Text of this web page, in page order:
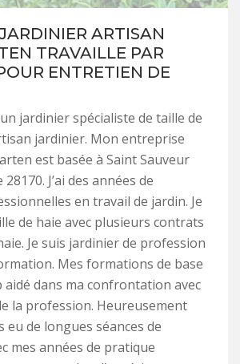
ARTISAN
TRAVAILLE PAR
ENTRETIEN DE
jardinier spécialiste de taille de
jardinier. Mon entreprise
est basée à Saint Sauveur
J’ai des années de
en travail de jardin. Je
de haie avec plusieurs contrats
Je suis jardinier de profession
Mes formations de base
aidé dans ma confrontation avec
la profession. Heureusement
eu de longues séances de
mes années de pratique